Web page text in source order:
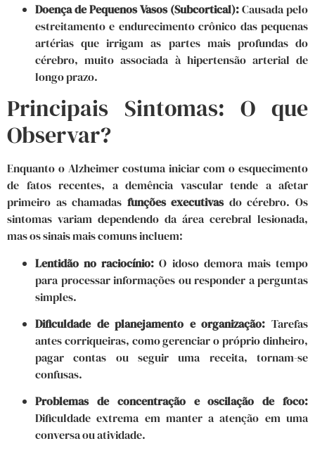
Doença de Pequenos Vasos (Subcortical):Causada pelo
estreitamento e endurecimento crônico das pequenas
artérias que irrigam as partes mais profundas do
cérebro, muito associada à hipertensão arterial de
longo prazo.
Principais Sintomas: O que
Observar?
Enquanto o Alzheimer costuma iniciar com o esquecimento
de fatos recentes, a demência vascular tende a afetar
primeiro as chamadas funções executivasdo cérebro. Os
sintomas variam dependendo da área cerebral lesionada,
mas os sinais mais comuns incluem:
Lentidão no raciocínio: O idoso demora mais tempo
para processar informações ou responder a perguntas
simples.
Dificuldade de planejamento e organização: Tarefas
antes corriqueiras, como gerenciar o próprio dinheiro,
pagar contas ou seguir uma receita, tornam-se
confusas.
Problemas de concentração e oscilação de foco:
Dificuldade extrema em manter a atenção em uma
conversa ou atividade.